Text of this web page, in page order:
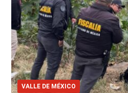
VALLE DE MÉXICO